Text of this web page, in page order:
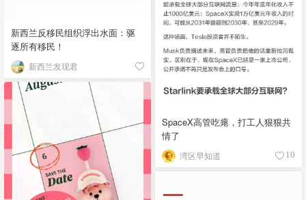
新西兰反移民组织浮出水面：驱
逐所有移民！
新西兰发现君
SpaceX高管吃瘪，打工人狠狠共
情了
湾区早知道 10